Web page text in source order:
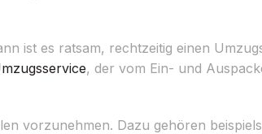
ist es ratsam, rechtzeitig einen
, der vom Ein- und
vorzunehmen. Dazu gehören